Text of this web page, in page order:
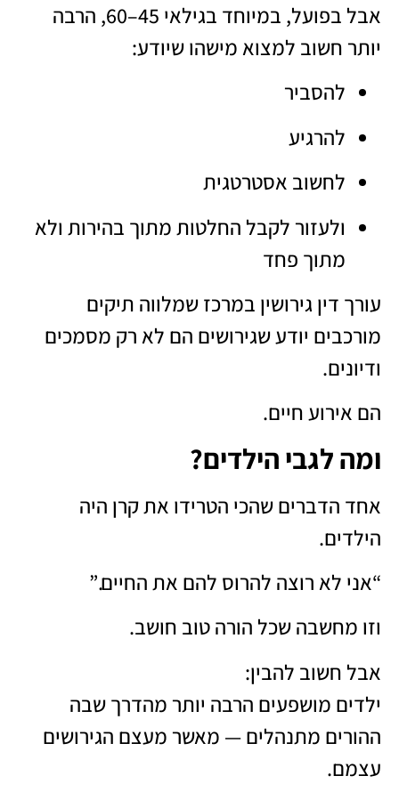
אבל בפועל, במיוחד בגילאי 45–60, הרבה
יותר חשוב למצוא מישהו שיודע:
להסביר
להרגיע
לחשוב אסטרטגית
ולעזור לקבל החלטות מתוך בהירות ולא
מתוך פחד
עורך דין גירושין במרכז שמלווה תיקים
מורכבים יודע שגירושים הם לא רק מסמכים
ודיונים.
הם אירוע חיים.
ומה לגבי הילדים?
אחד הדברים שהכי הטרידו את קרן היה
הילדים.
“אני לא רוצה להרוס להם את החיים.”
וזו מחשבה שכל הורה טוב חושב.
אבל חשוב להבין:
ילדים מושפעים הרבה יותר מהדרך שבה
ההורים מתנהלים — מאשר מעצם הגירושים
עצמם.